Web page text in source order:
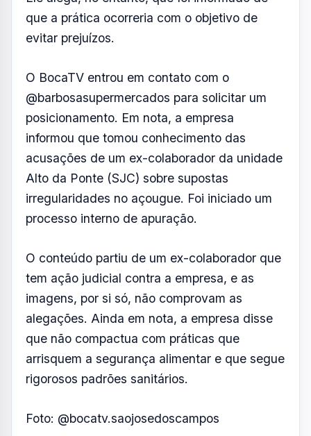
O conteúdo partiu de um ex-colaborador que
imagens, por si só, não comprovam as
alegações. Ainda em nota, a empresa disse
que não compactua com práticas que
arrisquem a segurança alimentar e que segue
rigorosos padrões sanitários.
Foto: @bocatv.saojosedoscampos
Resumo de Notícias
Receba as atualizações do Vale do Paraíba
diretamente no seu e-mail.